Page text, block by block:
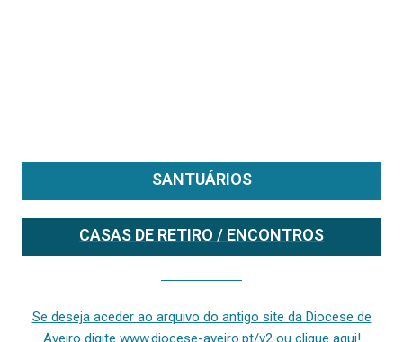
SANTUÁRIOS
CASAS DE RETIRO / ENCONTROS
Se deseja aceder ao arquivo do antigo site da Diocese de
Aveiro digite www.diocese-aveiro.pt/v2 ou clique aqui!